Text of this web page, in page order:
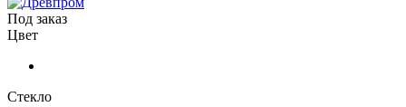
Под заказ
Цвет
Стекло